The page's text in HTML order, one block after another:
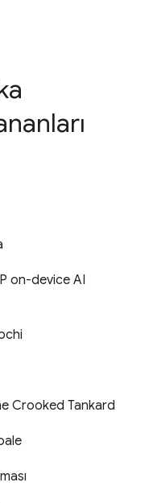
on-device AI
Crooked Tankard